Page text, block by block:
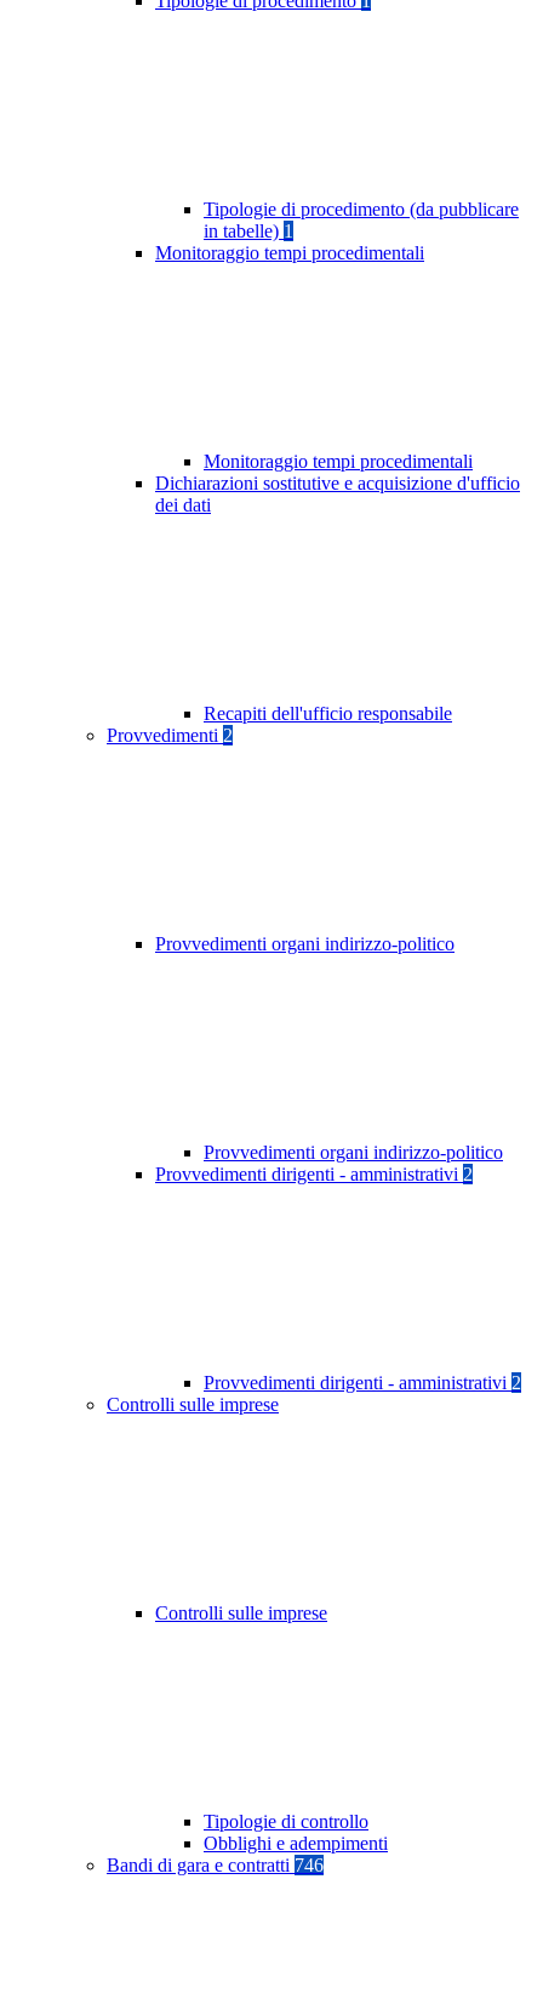
Tipologie di procedimento (da pubblicare
in tabelle) 1
Monitoraggio tempi procedimentali
Monitoraggio tempi procedimentali
Dichiarazioni sostitutive e acquisizione d'ufficio
dei dati
Recapiti dell'ufficio responsabile
Provvedimenti 2
Provvedimenti organi indirizzo-politico
Provvedimenti organi indirizzo-politico
Provvedimenti dirigenti - amministrativi 2
Provvedimenti dirigenti - amministrativi 2
Controlli sulle imprese
Controlli sulle imprese
Tipologie di controllo
Obblighi e adempimenti
Bandi di gara e contratti 746